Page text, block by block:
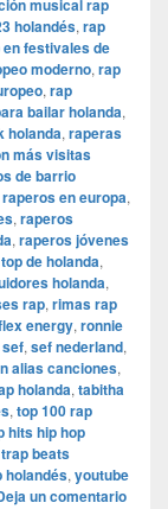
musical rap
holandés, rap
en festivales de
moderno, rap
, rap
bailar holanda,
holanda, raperas
más visitas
de barrio
raperos en europa,
, raperos
, raperos jóvenes
de holanda,
holanda,
rap, rimas rap
energy, ronnie
sef, sef nederland,
alias canciones,
holanda, tabitha
, top 100 rap
hits hip hop
trap beats
holandés, youtube
un comentario